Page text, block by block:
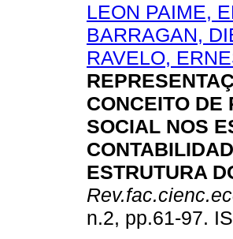
LEON PAIME,
BARRAGAN,
RAVELO,
CONCEITO DE
SOCIAL NOS
ESTRUTURA
n.2, pp.61-97.